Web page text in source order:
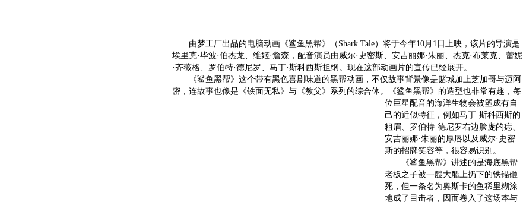
由梦工厂出品的电脑动画《鲨鱼黑帮》（Shark Tale）将于今年10月1日上映，该片的导演是
埃里克·毕波·伯杰龙、维姬·詹森，配音演员由威尔·史密斯、安吉丽娜·朱丽、杰克·布莱克、蕾妮
·齐薇格、罗伯特·德尼罗、马丁·斯科西斯担纲。现在这部动画片的宣传已经展开。
《鲨鱼黑帮》这个带有黑色喜剧味道的黑帮动画，不仅故事背景像是赌城加上芝加哥与迈阿
密，连故事也像是《铁面无私》与《教父》系列的综合体。
《鲨鱼黑帮》的造型也非常有趣，每
位巨星配音的海洋生物会被塑成有自
己的近似特征，例如马丁·斯科西斯的
粗眉、罗伯特·德尼罗右边脸庞的痣、
安吉丽娜·朱丽的厚唇以及威尔·史密
斯的招牌笑容等，很容易识别。
《鲨鱼黑帮》讲述的是海底黑帮
老板之子被一艘大船上扔下的铁锚砸
死，但一条名为奥斯卡的鱼稀里糊涂
地成了目击者，因而卷入了这场本与